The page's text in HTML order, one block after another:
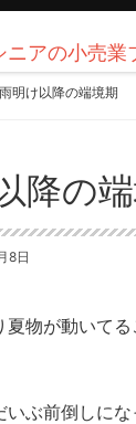
ニアの小売業
明け以降の端境期
降の
8日
物が動いてる
ぶ前倒しに